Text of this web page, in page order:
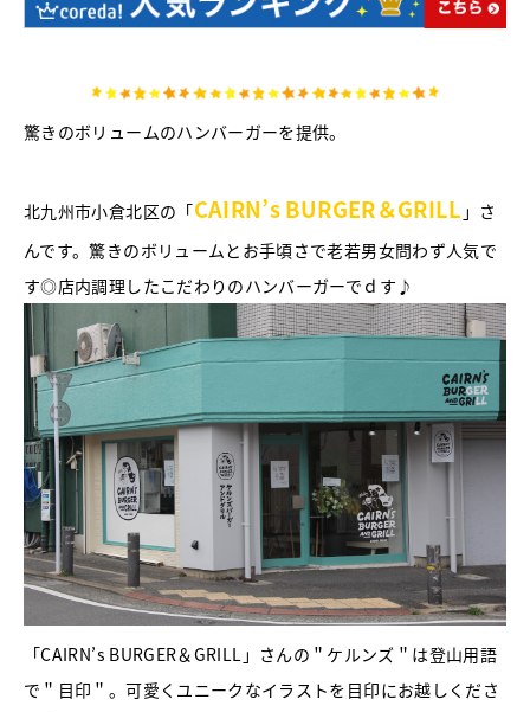
驚きのボリュームのハンバーガーを提供。
北九州市小倉北区の「CAIRN’s BURGER＆GRILL 」さ
んです。驚きのボリュームとお手頃さで老若男女問わず人気で
す◎店内調理したこだわりのハンバーガーでｄす♪
「CAIRN’s BURGER＆GRILL」さんの＂ケルンズ＂は登山用語
で＂目印＂。可愛くユニークなイラストを目印にお越しくださ